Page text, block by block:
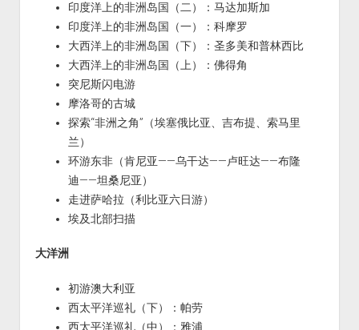
印度洋上的非洲岛国（二）：马达加斯加
印度洋上的非洲岛国（一）：科摩罗
大西洋上的非洲岛国（下）：圣多美和普林西比
大西洋上的非洲岛国（上）：佛得角
突尼斯闪电游
摩洛哥的古城
探索“非洲之角”（埃塞俄比亚、吉布提、索马里
兰）
环游东非（肯尼亚——乌干达——卢旺达——布隆
迪——坦桑尼亚）
走进萨哈拉（利比亚六日游）
埃及北部扫描
大洋洲
初游澳大利亚
西太平洋巡礼（下）：帕劳
西太平洋巡礼（中）：雅浦